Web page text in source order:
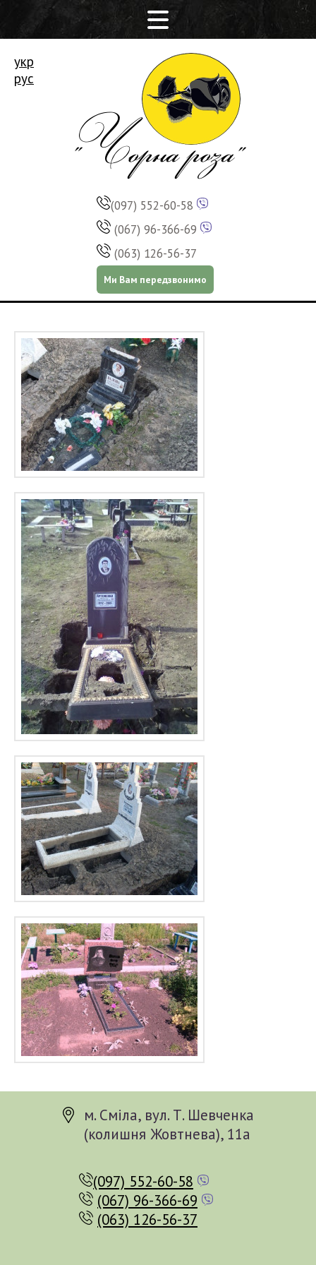
укр
рус
(097) 552-60-58
(067) 96-366-69
(063) 126-56-37
Ми Вам передзвонимо
м. Сміла, вул. Т. Шевченка
(колишня Жовтнева), 11а
(097) 552-60-58
(067) 96-366-69
(063) 126-56-37